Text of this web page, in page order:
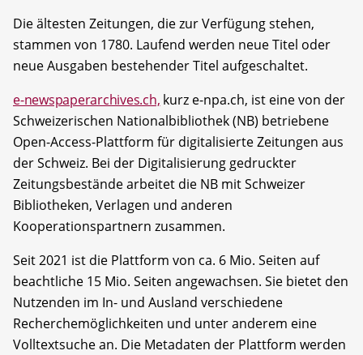
Die ältesten Zeitungen, die zur Verfügung stehen,
stammen von 1780. Laufend werden neue Titel oder
neue Ausgaben bestehender Titel aufgeschaltet.
e-newspaperarchives.ch, kurz e-npa.ch, ist eine von der
Schweizerischen Nationalbibliothek (NB) betriebene
Open-Access-Plattform für digitalisierte Zeitungen aus
der Schweiz. Bei der Digitalisierung gedruckter
Zeitungsbestände arbeitet die NB mit Schweizer
Bibliotheken, Verlagen und anderen
Kooperationspartnern zusammen.
Seit 2021 ist die Plattform von ca. 6 Mio. Seiten auf
beachtliche 15 Mio. Seiten angewachsen. Sie bietet den
Nutzenden im In- und Ausland verschiedene
Recherchemöglichkeiten und unter anderem eine
Volltextsuche an. Die Metadaten der Plattform werden